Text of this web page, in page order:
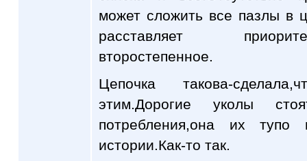
может сложить все пазлы в
расставляет
второстепенное.
Цепочка такова-
этим.Дорогие уколы
потребления,она их
истории.Как-то так.